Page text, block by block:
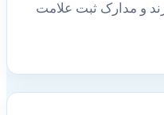
و مدارک ثبت علامت